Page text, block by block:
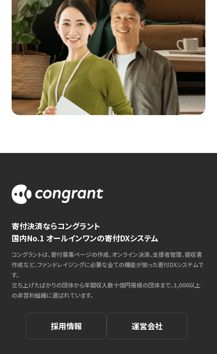
寄付決済ならコングラント
国内No.1 オールインワンの寄付DXシステム
コングラントは、寄付募集ページの作成、オンライン決済、支援者管理、領収書
作成など、ファンドレイジングに必要な全ての機能が揃った寄付DXシステムで
す。
立ち上げたばかりの団体から年間収入数十億円規模の団体まで、3,000以上
の非営利組織に選ばれています。
採用情報 運営会社